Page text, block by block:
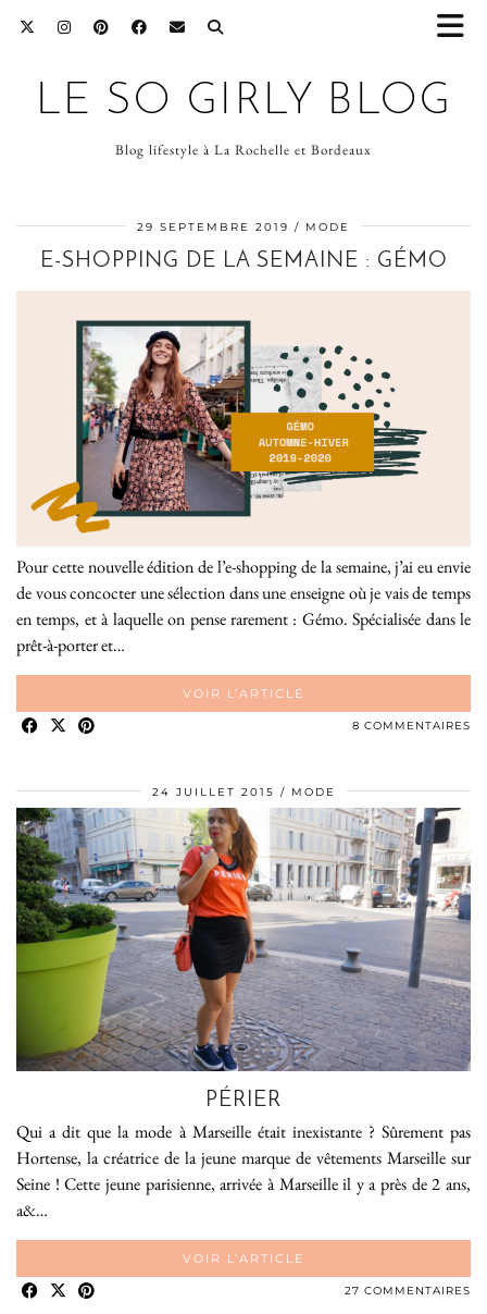
LE SO GIRLY BLOG
Blog lifestyle à La Rochelle et Bordeaux
29 SEPTEMBRE 2019 MODE
E-SHOPPING DE LA SEMAINE : GÉMO
Pour cette nouvelle édition de l’e-shopping de la semaine, j’ai eu envie
de vous concocter une sélection dans une enseigne où je vais de temps
en temps, et à laquelle on pense rarement : Gémo. Spécialisée dans le
prêt-à-porter et…
VOIR L’ARTICLE
8 COMMENTAIRES
24 JUILLET 2015 MODE
PÉRIER
Qui a dit que la mode à Marseille était inexistante ? Sûrement pas
Hortense, la créatrice de la jeune marque de vêtements Marseille sur
Seine ! Cette jeune parisienne, arrivée à Marseille il y a près de 2 ans,
a&…
VOIR L’ARTICLE
27 COMMENTAIRES